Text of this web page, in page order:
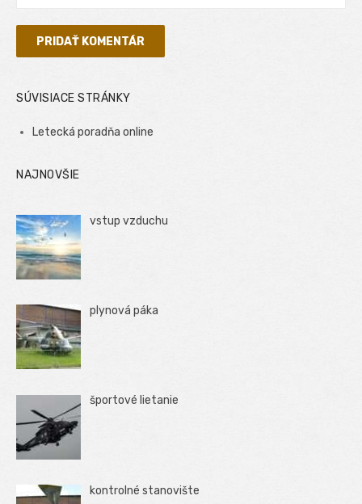
SÚVISIACE STRÁNKY
Letecká poradňa online
NAJNOVŠIE
vstup vzduchu
plynová páka
športové lietanie
kontrolné stanovište